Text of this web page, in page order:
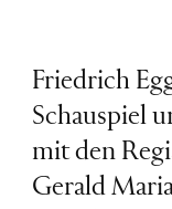
Friedrich
Schauspiel
mit den
Gerald